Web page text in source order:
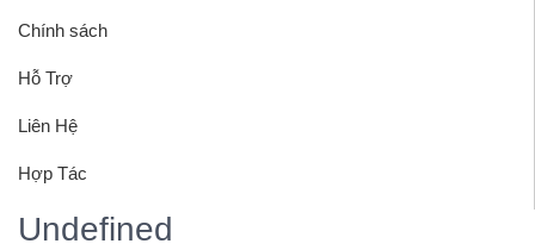
Chính sách
Hỗ Trợ
Liên Hệ
Hợp Tác
Undefined